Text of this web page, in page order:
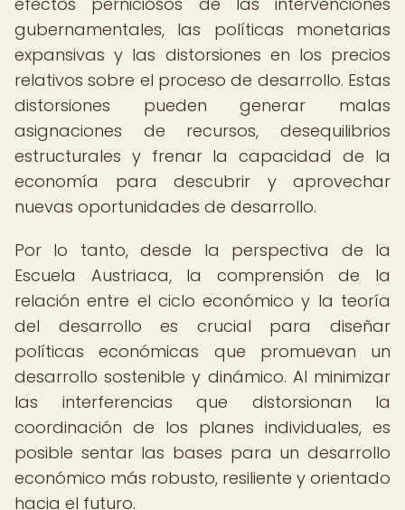
gubernamentales, las políticas monetarias
expansivas y las distorsiones en los precios
relativos sobre el proceso de desarrollo. Estas
distorsiones pueden generar malas
asignaciones de recursos, desequilibrios
estructurales y frenar la capacidad de la
economía para descubrir y aprovechar
nuevas oportunidades de desarrollo.
Por lo tanto, desde la perspectiva de la
Escuela Austriaca, la comprensión de la
relación entre el ciclo económico y la teoría
del desarrollo es crucial para diseñar
políticas económicas que promuevan un
desarrollo sostenible y dinámico. Al minimizar
las interferencias que distorsionan la
coordinación de los planes individuales, es
posible sentar las bases para un desarrollo
económico más robusto, resiliente y orientado
hacia el futuro.